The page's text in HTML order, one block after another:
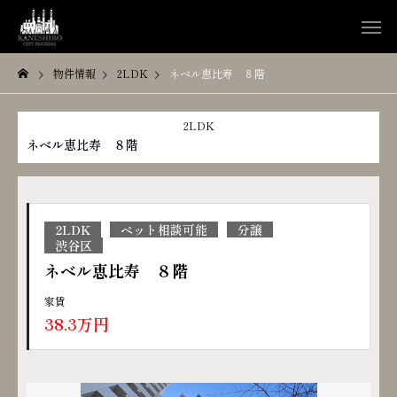
物件情報 2LDK ネベル恵比寿 ８階
2LDK
ネベル恵比寿 ８階
2LDK ペット相談可能
分譲
渋谷区
ネベル恵比寿 ８階
家賃
38.3万円